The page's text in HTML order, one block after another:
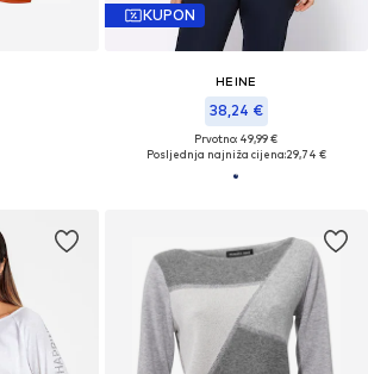
KUPON
HEINE
38,24 €
Prvotno: 49,99 €
Posljednja najniža cijena:29,74 €